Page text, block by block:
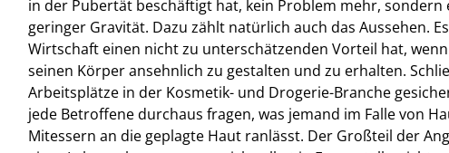
in der Pubertät beschäftigt hat, kein Problem mehr,
geringer Gravität. Dazu zählt natürlich auch das Aussehen.
Wirtschaft einen nicht zu unterschätzenden Vorteil hat,
seinen Körper ansehnlich zu gestalten und zu erhalten.
Arbeitsplätze in der Kosmetik- und Drogerie-Branche
jede Betroffene durchaus fragen, was jemand im Falle von
Mitessern an die geplagte Haut ranlässt. Der Großteil der